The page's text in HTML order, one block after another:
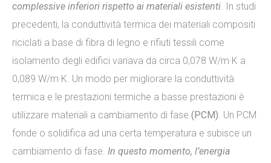
complessive inferiori rispetto ai materiali esistenti. In studi
precedenti, la conduttività termica dei materiali compositi
riciclati a base di fibra di legno e rifiuti tessili come
isolamento degli edifici variava da circa 0,078 W/m·K a
0,089 W/m·K. Un modo per migliorare la conduttività
termica e le prestazioni termiche a basse prestazioni è
utilizzare materiali a cambiamento di fase (PCM). Un PCM
fonde o solidifica ad una certa temperatura e subisce un
cambiamento di fase. In questo momento, l’energia